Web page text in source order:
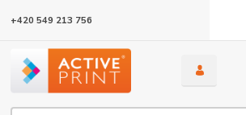
+420 549 213 756